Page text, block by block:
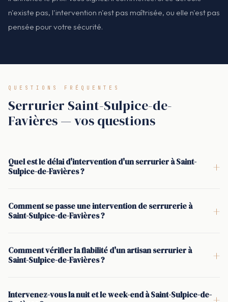
n'existe pas, l'intervention n'est pas maîtrisée, ou elle n'est pas
pensée pour votre sécurité.
QUESTIONS FRÉQUENTES
Serrurier Saint-Sulpice-de-
Favières — vos questions
Quel est le délai d'intervention d'un serrurier à Saint-
Sulpice-de-Favières ?
+
validé et l'artisan assigné. Le temps réel dépend surtout de la
fonctionner, vite et proprement.
Comment se passe une intervention de serrurerie à
Saint-Sulpice-de-Favières ?
+
méthode (ouverture, réparation, remplacement), puis devis.
Comment vérifier la fiabilité d'un artisan serrurier à
Saint-Sulpice-de-Favières ?
+
Intervenez-vous la nuit et le week-end à Saint-Sulpice-de-